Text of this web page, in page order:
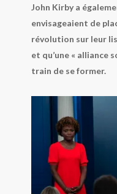
John Kirby a
envisageaient de
révolution sur leur
et qu’une « alliance
train de se former.